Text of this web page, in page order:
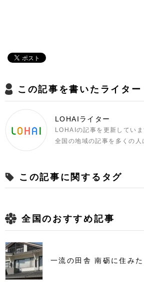
この記事を書いたライター
LOHAIライター
LOHAIの記事を更新していま
全国の地域の記事を多くの人
この記事に関するタグ
全国のおすすめ記事
一流の田舎 南砺に住み